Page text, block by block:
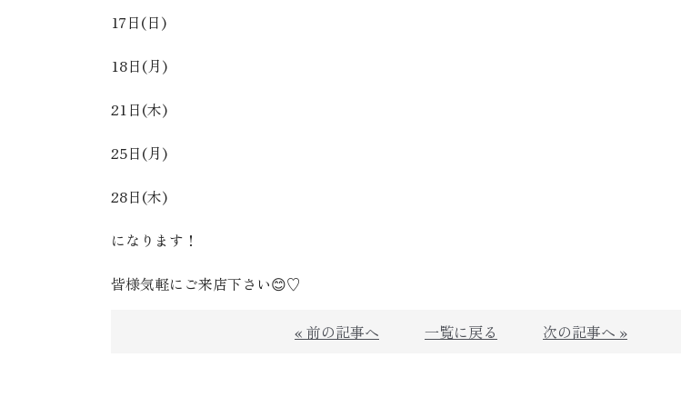
17日(日)
18日(月)
21日(木)
25日(月)
28日(木)
になります！
皆様気軽にご来店下さい😊♡
« 前の記事へ 一覧に戻る 次の記事へ »